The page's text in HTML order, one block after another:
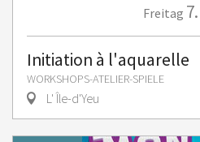
Freitag 7.
Initiation à l'aquarelle
WORKSHOPS-ATELIER-SPIELE
L' Île-d'Yeu